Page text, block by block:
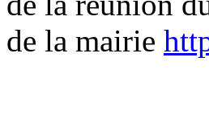
de la mairie